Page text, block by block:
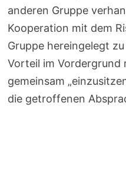
anderen Gruppe
Kooperation mit dem
Gruppe hereingelegt
Vorteil im Vordergrund
gemeinsam
die getroffenen